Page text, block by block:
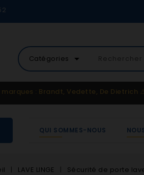
Catégories arrow_drop_down
marques : Brandt, Vedette, De Dietrich
QUI SOMMES-NOUS
LAVE LINGE Sécurité de porte